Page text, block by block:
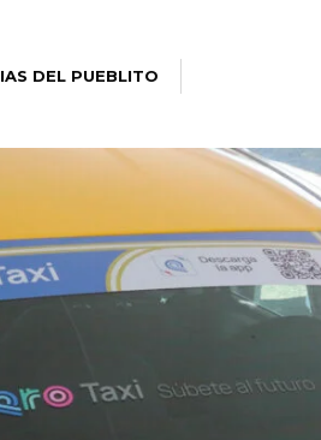
DEL PUEBLITO